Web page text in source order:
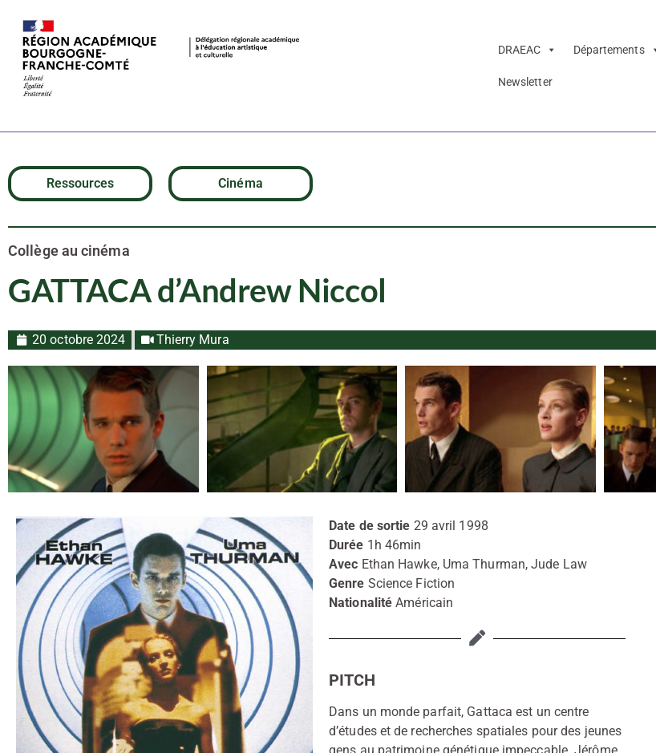
DRAEAC Départements
Newsletter
GATTACA d’Andrew Niccol
Ressources Cinéma
Collège au cinéma
GATTACA d’Andrew Niccol
20 octobre 2024 Thierry Mura
Date de sortie 29 avril 1998
Durée 1h 46min
Avec Ethan Hawke, Uma Thurman, Jude Law
Genre Science Fiction
Nationalité Américain
PITCH
Dans un monde parfait, Gattaca est un centre
d’études et de recherches spatiales pour des jeunes